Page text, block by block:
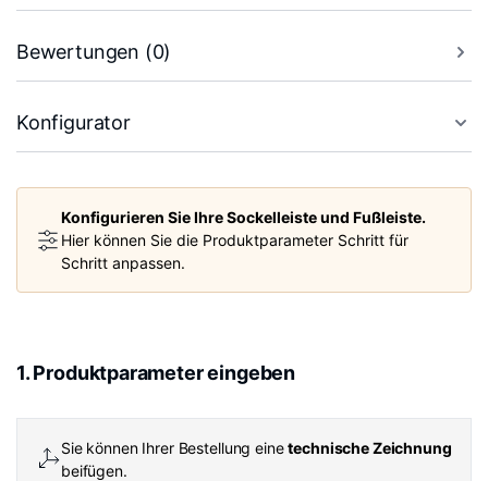
Bewertungen (0)
Konfigurator
Konfigurieren Sie Ihre Sockelleiste und Fußleiste.
Hier können Sie die Produktparameter Schritt für
Schritt anpassen.
1. Produktparameter eingeben
Sie können Ihrer Bestellung einetechnische Zeichnung
beifügen.